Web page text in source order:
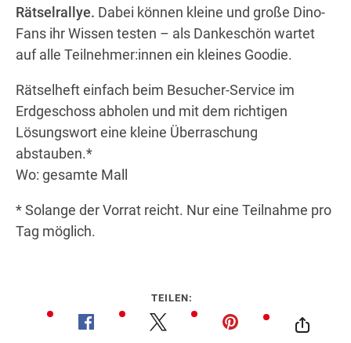
Rätselrallye. Dabei können kleine und große Dino-
Fans ihr Wissen testen – als Dankeschön wartet
auf alle Teilnehmer:innen ein kleines Goodie.
Rätselheft einfach beim Besucher-Service im
Erdgeschoss abholen und mit dem richtigen
Lösungswort eine kleine Überraschung
abstauben.*
Wo: gesamte Mall
* Solange der Vorrat reicht. Nur eine Teilnahme pro
Tag möglich.
TEILEN: